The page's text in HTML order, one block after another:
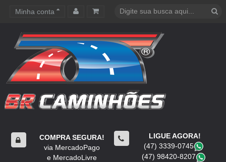
Minha conta
COMPRA SEGURA!
via MercadoPago
e MercadoLivre
LIGUE AGORA!
(47) 3339-0745
(47) 98420-8207